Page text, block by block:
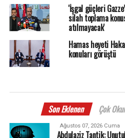
'İşgal güçleri
silah toplama
atılmayacak'
Hamas heyeti
konuları görüştü
Son Eklenen Çok
Ağustos 07, 2026 Cuma
Abdulaziz Tantik: